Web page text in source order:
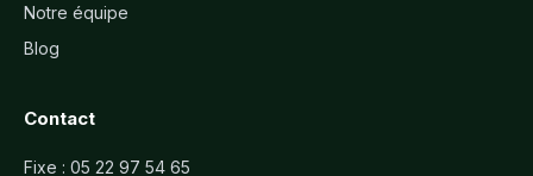
Notre équipe
Blog
Contact
Fixe : 05 22 97 54 65